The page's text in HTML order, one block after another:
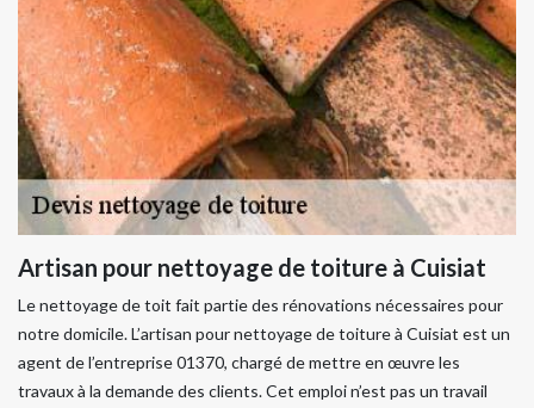
Artisan pour nettoyage de toiture à Cuisiat
Le nettoyage de toit fait partie des rénovations nécessaires pour
notre domicile. L’artisan pour nettoyage de toiture à Cuisiat est un
agent de l’entreprise 01370, chargé de mettre en œuvre les
travaux à la demande des clients. Cet emploi n’est pas un travail